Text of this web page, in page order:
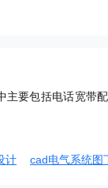
要包括电话宽带
计 cad电气系统图